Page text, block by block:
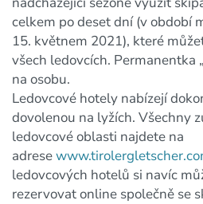
celkem po deset dní (v období
15. květnem 2021), které
všech ledovcích. Permanentka
na osobu.
Ledovcové hotely nabízejí
dovolenou na lyžích. Všechny
ledovcové oblasti najdete na
adrese
ledovcových hotelů si navíc
rezervovat online společně se